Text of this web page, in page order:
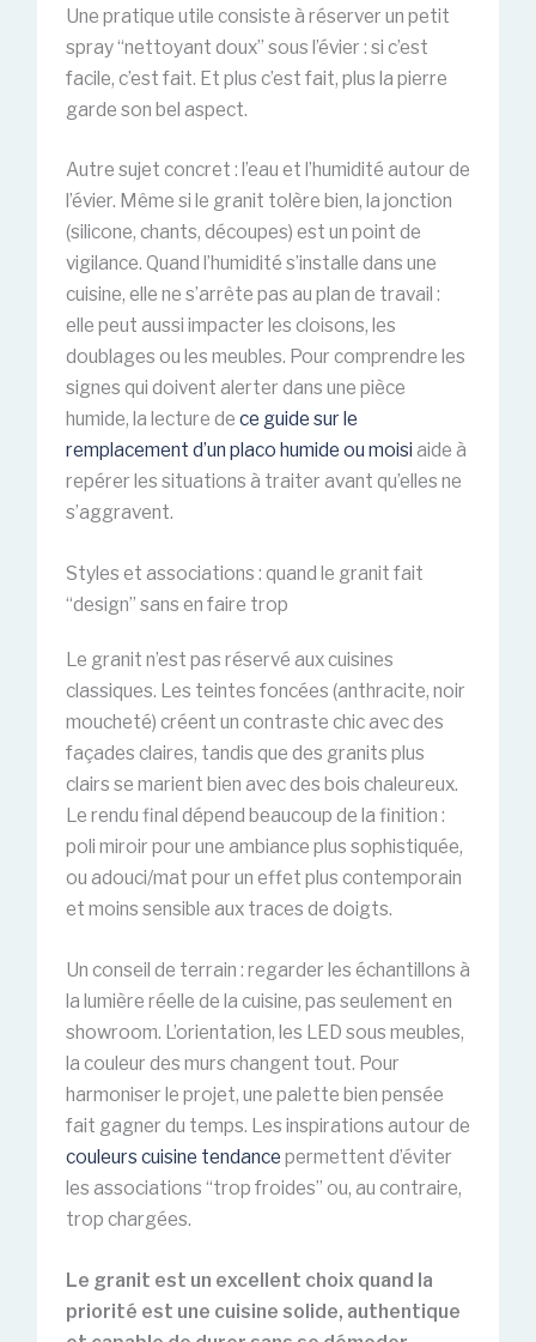
Une pratique utile consiste à réserver un petit
spray “nettoyant doux” sous l’évier : si c’est
facile, c’est fait. Et plus c’est fait, plus la pierre
garde son bel aspect.
Autre sujet concret : l’eau et l’humidité autour de
l’évier. Même si le granit tolère bien, la jonction
(silicone, chants, découpes) est un point de
vigilance. Quand l’humidité s’installe dans une
cuisine, elle ne s’arrête pas au plan de travail :
elle peut aussi impacter les cloisons, les
doublages ou les meubles. Pour comprendre les
signes qui doivent alerter dans une pièce
humide, la lecture de ce guide sur le
remplacement d’un placo humide ou moisi aide à
repérer les situations à traiter avant qu’elles ne
s’aggravent.
Styles et associations : quand le granit fait
“design” sans en faire trop
Le granit n’est pas réservé aux cuisines
classiques. Les teintes foncées (anthracite, noir
moucheté) créent un contraste chic avec des
façades claires, tandis que des granits plus
clairs se marient bien avec des bois chaleureux.
Le rendu final dépend beaucoup de la finition :
poli miroir pour une ambiance plus sophistiquée,
ou adouci/mat pour un effet plus contemporain
et moins sensible aux traces de doigts.
Un conseil de terrain : regarder les échantillons à
la lumière réelle de la cuisine, pas seulement en
showroom. L’orientation, les LED sous meubles,
la couleur des murs changent tout. Pour
harmoniser le projet, une palette bien pensée
fait gagner du temps. Les inspirations autour de
couleurs cuisine tendance permettent d’éviter
les associations “trop froides” ou, au contraire,
trop chargées.
Le granit est un excellent choix quand la
priorité est une cuisine solide, authentique